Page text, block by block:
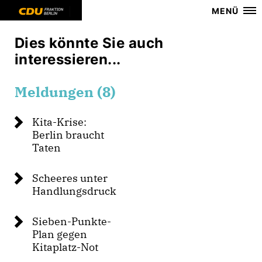
MENÜ
Dies könnte Sie auch
interessieren...
Meldungen (8)
Kita-Krise:
Berlin braucht
Taten
Scheeres unter
Handlungsdruck
Sieben-Punkte-
Plan gegen
Kitaplatz-Not